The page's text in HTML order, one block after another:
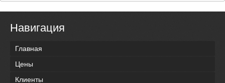
Навигация
Главная
Цены
Клиенты